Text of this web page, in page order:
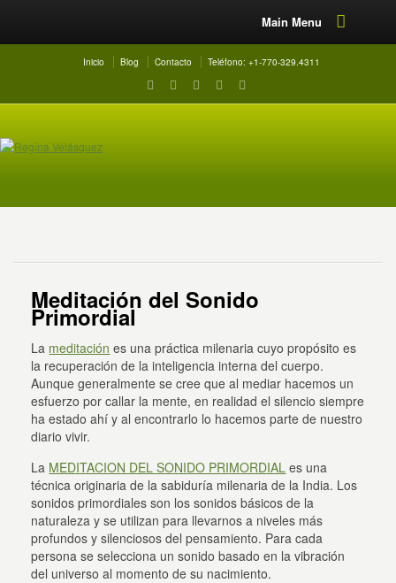
Main Menu
Inicio Blog Contacto Teléfono: +1-770-329.4311
Meditación del Sonido
Primordial
La meditación es una práctica milenaria cuyo propósito es
la recuperación de la inteligencia interna del cuerpo.
Aunque generalmente se cree que al mediar hacemos un
esfuerzo por callar la mente, en realidad el silencio siempre
ha estado ahí y al encontrarlo lo hacemos parte de nuestro
diario vivir.
La MEDITACION DEL SONIDO PRIMORDIAL es una
técnica originaria de la sabiduría milenaria de la India. Los
sonidos primordiales son los sonidos básicos de la
naturaleza y se utilizan para llevarnos a niveles más
profundos y silenciosos del pensamiento. Para cada
persona se selecciona un sonido basado en la vibración
del universo al momento de su nacimiento.